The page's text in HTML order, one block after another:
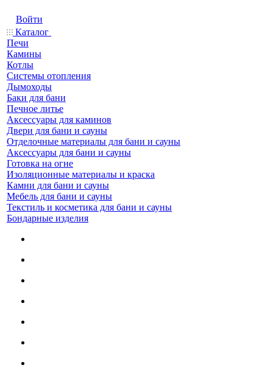
Войти
Каталог
Печи
Камины
Котлы
Системы отопления
Дымоходы
Баки для бани
Печное литье
Аксессуары для каминов
Двери для бани и сауны
Отделочные материалы для бани и сауны
Аксессуары для бани и сауны
Готовка на огне
Изоляционные материалы и краска
Камни для бани и сауны
Мебель для бани и сауны
Текстиль и косметика для бани и сауны
Бондарные изделия